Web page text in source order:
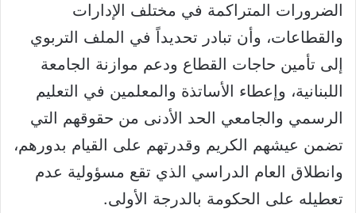
الضرورات المتراكمة في مختلف الإدارات
والقطاعات، وأن تبادر تحديداً في الملف التربوي
إلى تأمين حاجات القطاع ودعم موازنة الجامعة
اللبنانية، وإعطاء الأساتذة والمعلمين في التعليم
الرسمي والجامعي الحد الأدنى من حقوقهم التي
تضمن عيشهم الكريم وقدرتهم على القيام بدورهم،
وانطلاق العام الدراسي الذي تقع مسؤولية عدم
تعطيله على الحكومة بالدرجة الأولى.